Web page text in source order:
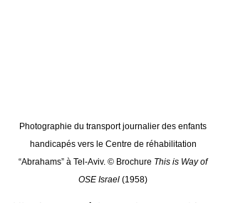
Photographie du transport journalier des enfants
handicapés vers le Centre de réhabilitation
“Abrahams” à Tel-Aviv. © Brochure This is Way of
OSE Israel (1958)